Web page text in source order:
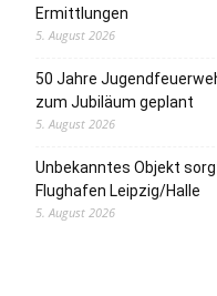
Ermittlungen
5. August 2026
50 Jahre
zum Jubiläum geplant
5. August 2026
Unbekanntes Objekt
Flughafen Leipzig/Halle
5. August 2026